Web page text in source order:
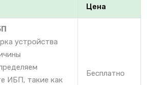
Цена
устройства
ИБП, такие как
Бесплатно